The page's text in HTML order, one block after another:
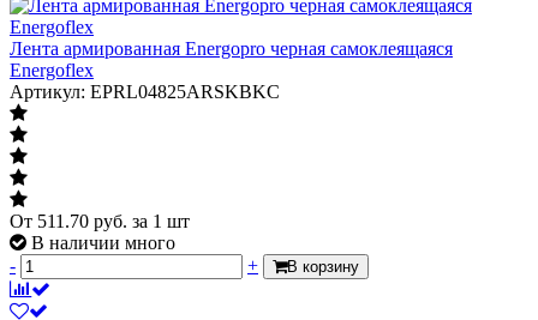
Лента армированная Energopro черная самоклеящаяся
Energoflex
Артикул: EPRL04825ARSKBKC
От 511.70 руб. за 1 шт
В наличии много
-
+ В корзину